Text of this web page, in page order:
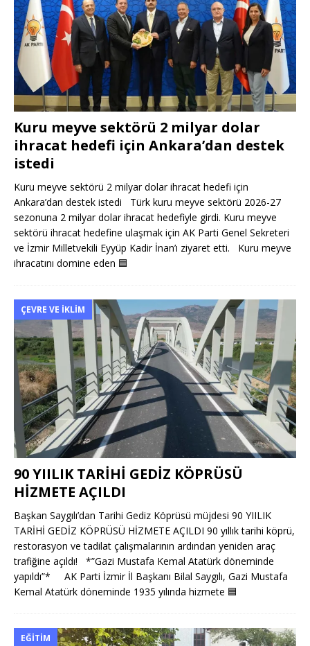
Kuru meyve sektörü 2 milyar dolar
ihracat hedefi için Ankara’dan destek
istedi
Kuru meyve sektörü 2 milyar dolar ihracat hedefi için
Ankara’dan destek istedi Türk kuru meyve sektörü 2026-27
sezonuna 2 milyar dolar ihracat hedefiyle girdi. Kuru meyve
sektörü ihracat hedefine ulaşmak için AK Parti Genel Sekreteri
ve İzmir Milletvekili Eyyüp Kadir İnan’ı ziyaret etti. Kuru meyve
ihracatını domine eden 🟦
ÇEVRE VE İKLIM
90 YIILIK TARİHİ GEDİZ KÖPRÜSÜ
HİZMETE AÇILDI
Başkan Saygılı’dan Tarihi Gediz Köprüsü müjdesi 90 YIILIK
TARİHİ GEDİZ KÖPRÜSÜ HİZMETE AÇILDI 90 yıllık tarihi köprü,
restorasyon ve tadilat çalışmalarının ardından yeniden araç
trafiğine açıldı! *”Gazi Mustafa Kemal Atatürk döneminde
yapıldı”* AK Parti İzmir İl Başkanı Bilal Saygılı, Gazi Mustafa
Kemal Atatürk döneminde 1935 yılında hizmete 🟦
EĞITIM